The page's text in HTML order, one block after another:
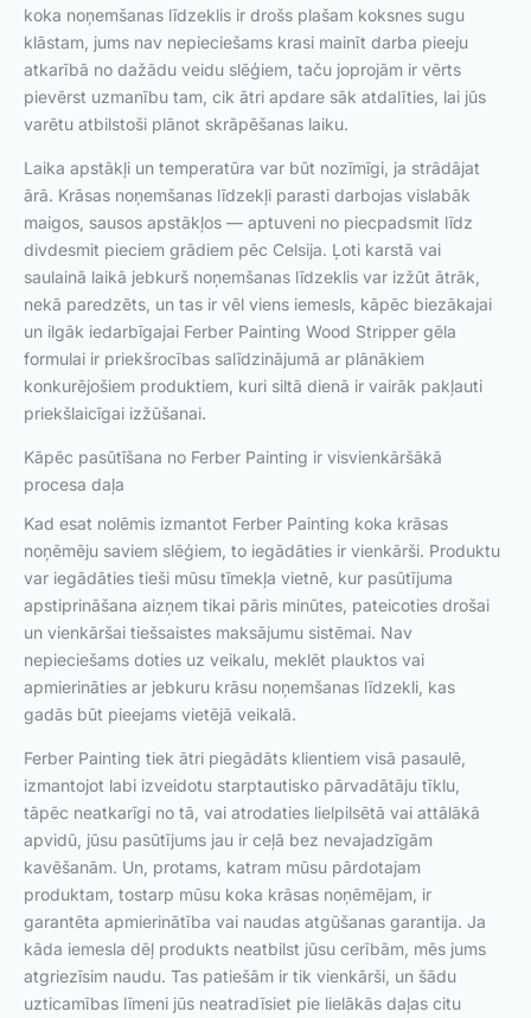
koka noņemšanas līdzeklis ir drošs plašam koksnes sugu
klāstam, jums nav nepieciešams krasi mainīt darba pieeju
atkarībā no dažādu veidu slēģiem, taču joprojām ir vērts
pievērst uzmanību tam, cik ātri apdare sāk atdalīties, lai jūs
varētu atbilstoši plānot skrāpēšanas laiku.
Laika apstākļi un temperatūra var būt nozīmīgi, ja strādājat
ārā. Krāsas noņemšanas līdzekļi parasti darbojas vislabāk
maigos, sausos apstākļos — aptuveni no piecpadsmit līdz
divdesmit pieciem grādiem pēc Celsija. Ļoti karstā vai
saulainā laikā jebkurš noņemšanas līdzeklis var izžūt ātrāk,
nekā paredzēts, un tas ir vēl viens iemesls, kāpēc biezākajai
un ilgāk iedarbīgajai Ferber Painting Wood Stripper gēla
formulai ir priekšrocības salīdzinājumā ar plānākiem
konkurējošiem produktiem, kuri siltā dienā ir vairāk pakļauti
priekšlaicīgai izžūšanai.
Kāpēc pasūtīšana no Ferber Painting ir visvienkāršākā
procesa daļa
Kad esat nolēmis izmantot Ferber Painting koka krāsas
noņēmēju saviem slēģiem, to iegādāties ir vienkārši. Produktu
var iegādāties tieši mūsu tīmekļa vietnē, kur pasūtījuma
apstiprināšana aizņem tikai pāris minūtes, pateicoties drošai
un vienkāršai tiešsaistes maksājumu sistēmai. Nav
nepieciešams doties uz veikalu, meklēt plauktos vai
apmierināties ar jebkuru krāsu noņemšanas līdzekli, kas
gadās būt pieejams vietējā veikalā.
Ferber Painting tiek ātri piegādāts klientiem visā pasaulē,
izmantojot labi izveidotu starptautisko pārvadātāju tīklu,
tāpēc neatkarīgi no tā, vai atrodaties lielpilsētā vai attālākā
apvidū, jūsu pasūtījums jau ir ceļā bez nevajadzīgām
kavēšanām. Un, protams, katram mūsu pārdotajam
produktam, tostarp mūsu koka krāsas noņēmējam, ir
garantēta apmierinātība vai naudas atgūšanas garantija. Ja
kāda iemesla dēļ produkts neatbilst jūsu cerībām, mēs jums
atgriezīsim naudu. Tas patiešām ir tik vienkārši, un šādu
uzticamības līmeni jūs neatradīsiet pie lielākās daļas citu